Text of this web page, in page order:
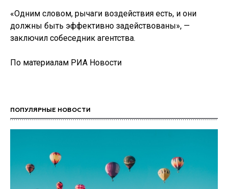
«Одним словом, рычаги воздействия есть, и они
должны быть эффективно задействованы», —
заключил собеседник агентства.
По материалам РИА Новости
ПОПУЛЯРНЫЕ НОВОСТИ